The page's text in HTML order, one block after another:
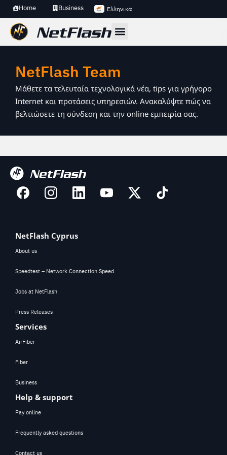
Home Business Ελληνικά
NetFlash Team
Μάθετε τα τελευταία τεχνολογικά νέα, tips για γρήγορο
Internet και προτάσεις υπηρεσιών. Ανακαλύψτε πώς να
βελτιώσετε τη σύνδεση και την online εμπειρία σας.
NetFlash Cyprus
About us
Speedtest – Network Connection Speed
Jobs at NetFlash
Press Releases
Services
AirFiber
Fiber
Business
Help & support
Pay online
Frequently asked questions
Contact us